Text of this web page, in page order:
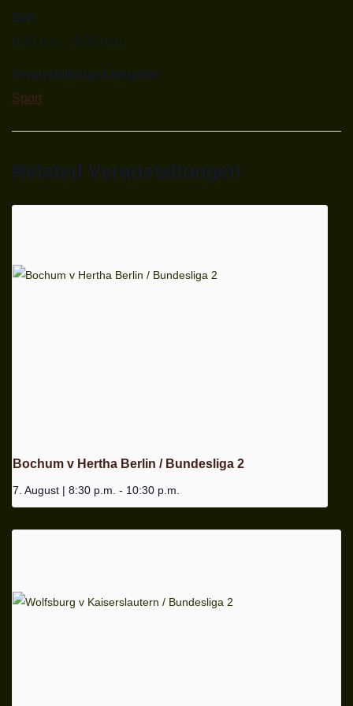
Zeit:
6:30 p.m. - 8:30 p.m.
Veranstaltungskategorie:
Sport
Related Veranstaltungen
Bochum v Hertha Berlin / Bundesliga 2
7. August | 8:30 p.m. - 10:30 p.m.